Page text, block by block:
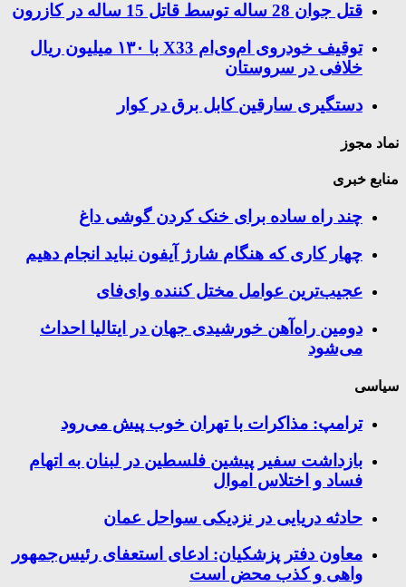
قتل جوان 28 ساله توسط قاتل 15 ساله در کازرون
توقیف خودروی ام‌وی‌ام X33 با ۱۳۰ میلیون ریال
خلافی در سروستان
دستگیری سارقین کابل برق در کوار
نماد مجوز
منابع خبری
چند راه‌ ساده برای خنک کردن گوشی داغ
چهار کاری که هنگام شارژ آیفون نباید انجام دهیم
عجیب‌ترین عوامل مختل کننده وای‌فای
دومین راه‌آهن خورشیدی جهان در ایتالیا احداث
می‌شود
سیاسی
ترامپ: مذاکرات با تهران خوب پیش می‌رود
بازداشت سفیر پیشین فلسطین در لبنان به اتهام
فساد و اختلاس اموال
حادثه دریایی در نزدیکی سواحل عمان
معاون دفتر پزشکیان: ادعای استعفای رئیس‌جمهور
واهی و کذب محض است